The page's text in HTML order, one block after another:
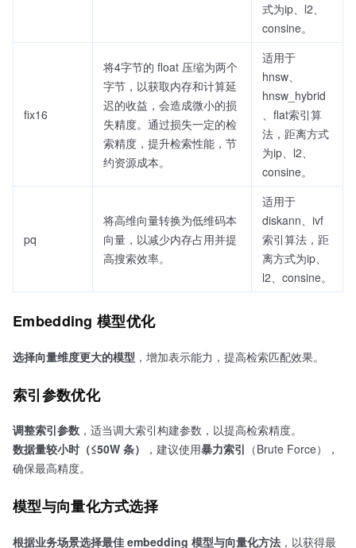
式为ip、l2、
consine。
fix16
将4字节的 float 压缩为两个
字节，以获取内存和计算延
迟的收益，会造成微小的损
失精度。通过损失一定的检
索精度，提升检索性能，节
约资源成本。
适用于
hnsw、
hnsw_hybrid
、flat索引算
法，距离方式
为ip、l2、
consine。
pq
将高维向量转换为低维码本
向量，以减少内存占用并提
高搜索效率。
适用于
diskann、ivf
索引算法，距
离方式为ip、
l2、consine。
Embedding 模型优化
选择向量维度更大的模型 ，增加表示能力，提高检索匹配效果。
索引参数优化
调整索引参数 ，适当调大索引构建参数，以提高检索精度。
数据量较小时（≤50W 条）
，建议使用暴力索引 （Brute Force），
确保最高精度。
模型与向量化方式选择
根据业务场景选择最佳 embedding 模型与向量化方法 ，以获得最